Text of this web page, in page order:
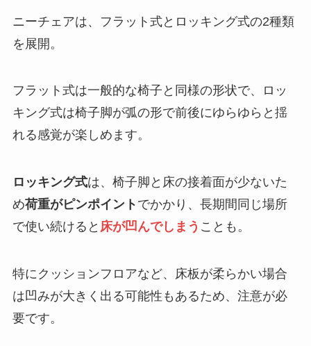
ニーチェアは、フラット式とロッキング式の2種類
を展開。
フラット式は一般的な椅子と同様の形状で、ロッ
キング式は椅子脚が弧の形で前後にゆらゆらと揺
れる感覚が楽しめます。
ロッキング式は、椅子脚と床の接着面が少ないた
め荷重がピンポイント でかかり、長期間同じ場所
で使い続けると 床が凹んでしまう ことも。
特にクッションフロアなど、床板が柔らかい場合
は凹みが大きく出る可能性もあるため、注意が必
要です。